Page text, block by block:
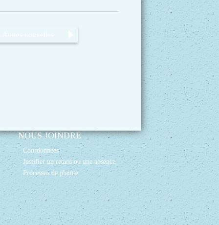
NOUS JOINDRE
Coordonnées
Justifier un retard ou une absence
Processus de plainte